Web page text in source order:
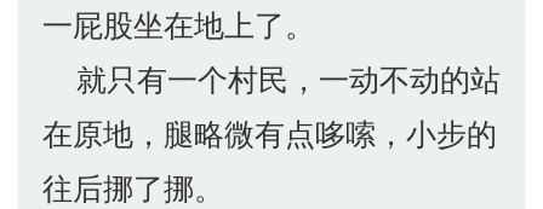
一屁股坐在地上了。
就只有一个村民，一动不动的站
在原地，腿略微有点哆嗦，小步的
往后挪了挪。